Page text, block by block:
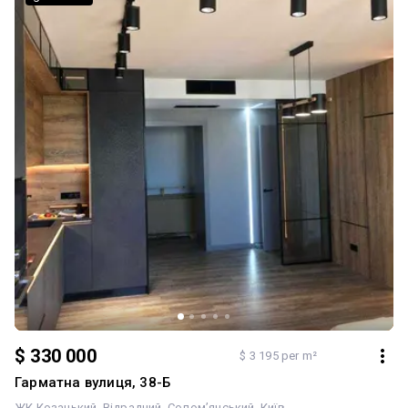
постанова тощо. Телефонуйте, щоб дізнатися більше та
домовитися про перегляд! Це чудова можливість придбати
квартиру в Києві та реалізувати ремонт своєї мрії.
$ 330 000 $ 3 195 per m²
Гарматна вулиця, 38-Б